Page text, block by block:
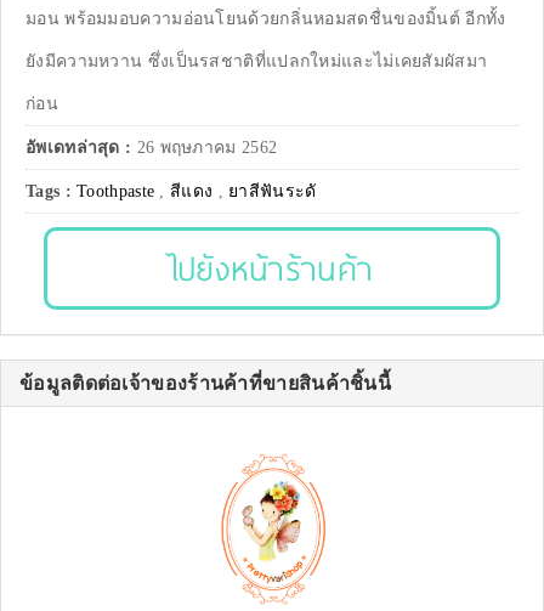
มอน พร้อมมอบความอ่อนโยนด้วยกลิ่นหอมสดชื่นของมิ้นต์ อีกทั้ง
ยังมีความหวาน ซึ่งเป็นรสชาติที่แปลกใหม่และไม่เคยสัมผัสมา
ก่อน
อัพเดทล่าสุด : 26 พฤษภาคม 2562
Tags :Toothpaste , สีแดง , ยาสีฟันระดั
ไปยังหน้าร้านค้า
ข้อมูลติดต่อเจ้าของร้านค้าที่ขายสินค้าชิ้นนี้